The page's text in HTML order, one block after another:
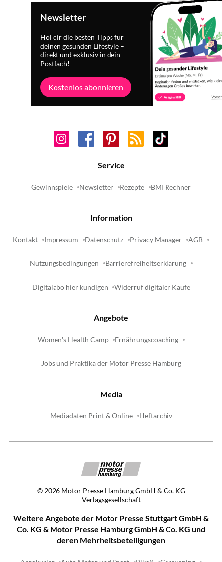
Newsletter
Hol dir die besten Tipps für
deinen gesunden Lifestyle –
direkt und exklusiv in dein
Postfach!
Kostenlos abonnieren
Service
Gewinnspiele Newsletter Rezepte BMI Rechner
Information
Kontakt Impressum Datenschutz Privacy Manager AGB
Nutzungsbedingungen Barrierefreiheitserklärung
Digitalabo hier kündigen Widerruf digitaler Käufe
Angebote
Women's Health Camp Ernährungscoaching
Jobs und Praktika der Motor Presse Hamburg
Media
Mediadaten Print & Online Heftarchiv
© 2026 Motor Presse Hamburg GmbH & Co. KG
Verlagsgesellschaft
Weitere Angebote der Motor Presse Stuttgart GmbH &
Co. KG & Motor Presse Hamburg GmbH & Co. KG und
deren Mehrheitsbeteiligungen